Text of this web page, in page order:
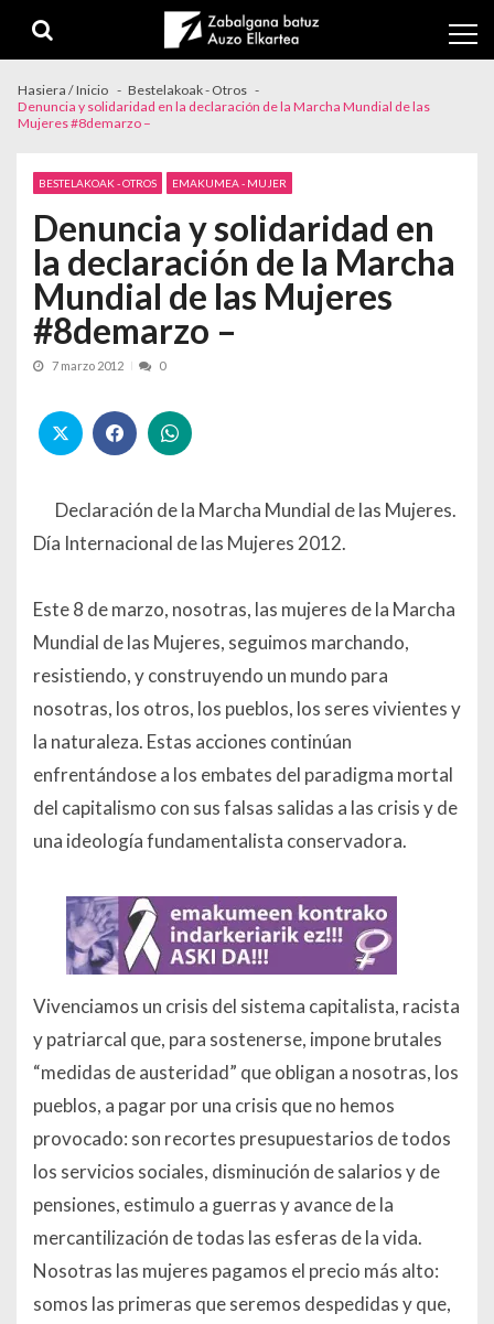
Hasiera / Inicio
Bestelakoak - Otros
Denuncia y solidaridad en la declaración de la Marcha Mundial de las
Mujeres #8demarzo –
BESTELAKOAK - OTROS EMAKUMEA - MUJER
Denuncia y solidaridad en
la declaración de la Marcha
Mundial de las Mujeres
#8demarzo –
7 marzo 2012 0
Declaración de la Marcha Mundial de las Mujeres.
Día Internacional de las Mujeres 2012.
Este 8 de marzo, nosotras, las mujeres de la Marcha
Mundial de las Mujeres, seguimos marchando,
resistiendo, y construyendo un mundo para
nosotras, los otros, los pueblos, los seres vivientes y
la naturaleza. Estas acciones continúan
enfrentándose a los embates del paradigma mortal
del capitalismo con sus falsas salidas a las crisis y de
una ideología fundamentalista conservadora.
Vivenciamos un crisis del sistema capitalista, racista
y patriarcal que, para sostenerse, impone brutales
“medidas de austeridad” que obligan a nosotras, los
pueblos, a pagar por una crisis que no hemos
provocado: son recortes presupuestarios de todos
los servicios sociales, disminución de salarios y de
pensiones, estimulo a guerras y avance de la
mercantilización de todas las esferas de la vida.
Nosotras las mujeres pagamos el precio más alto:
somos las primeras que seremos despedidas y que,